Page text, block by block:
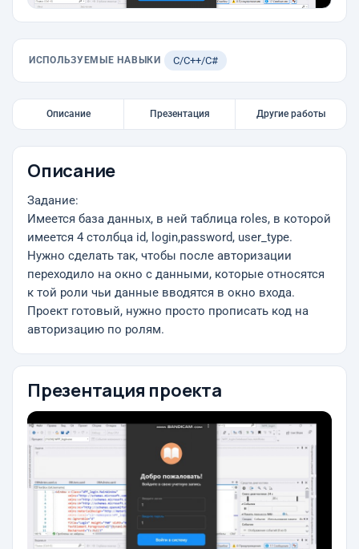
ИСПОЛЬЗУЕМЫЕ НАВЫКИ C/C++/C#
Описание Презентация Другие работы
Описание
Задание:
Имеется база данных, в ней таблица roles, в которой
имеется 4 столбца id, login,password, user_type.
Нужно сделать так, чтобы после авторизации
переходило на окно с данными, которые относятся
к той роли чьи данные вводятся в окно входа.
Проект готовый, нужно просто прописать код на
авторизацию по ролям.
Презентация проекта